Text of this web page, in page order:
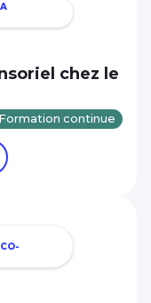
chez le
Formation continue